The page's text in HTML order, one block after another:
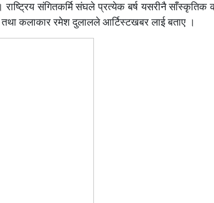
संगितकर्मि संघले प्रत्येक बर्ष यसरीनै साँस्कृतिक
कलाकार रमेश दुलालले आर्टिस्टखबर लाई बताए ।